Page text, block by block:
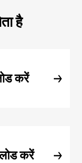
है
करें
करें